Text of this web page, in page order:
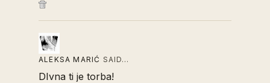
ALEKSA MARIĆ SAID…
DIvna ti je torba!